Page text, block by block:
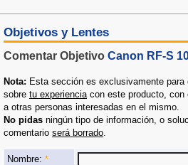
Objetivos y Lentes
Comentar Objetivo Canon RF-S
Nota: Esta sección es exclusivamente
sobre tu experienciacon este producto, con
a otras personas interesadas en el mismo.
No pidas ningún tipo de información, o
comentario será borrado.
Nombre: *